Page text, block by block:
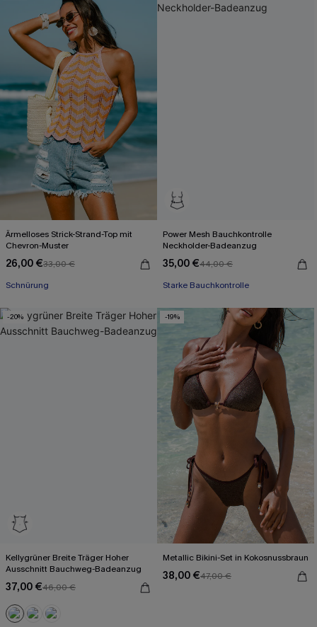
Ärmelloses Strick-Strand-Top mit
Chevron-Muster
26,00 €33,00 €
Schnürung
Power Mesh Bauchkontrolle
Neckholder-Badeanzug
35,00 €44,00 €
Starke Bauchkontrolle
-20%
Kellygrüner Breite Träger Hoher
Ausschnitt Bauchweg-Badeanzug
37,00 €46,00 €
-19%
Metallic Bikini-Set in Kokosnussbraun
38,00 €47,00 €